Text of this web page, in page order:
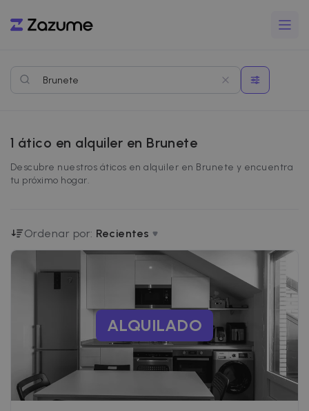
1 ático en alquiler en Brunete
Descubre nuestros áticos en alquiler en Brunete y encuentra
tu próximo hogar.
Ordenar por: Recientes
ALQUILADO